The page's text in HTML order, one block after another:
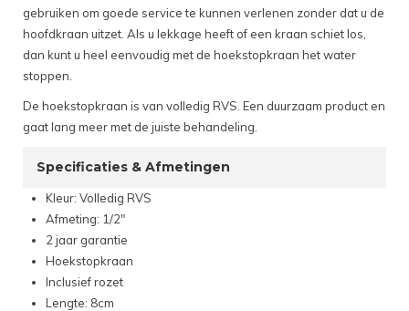
gebruiken om goede service te kunnen verlenen zonder dat u de
hoofdkraan uitzet. Als u lekkage heeft of een kraan schiet los,
dan kunt u heel eenvoudig met de hoekstopkraan het water
stoppen.
De hoekstopkraan is van volledig RVS. Een duurzaam product en
gaat lang meer met de juiste behandeling.
Specificaties & Afmetingen
Kleur: Volledig RVS
Afmeting: 1/2"
2 jaar garantie
Hoekstopkraan
Inclusief rozet
Lengte: 8cm